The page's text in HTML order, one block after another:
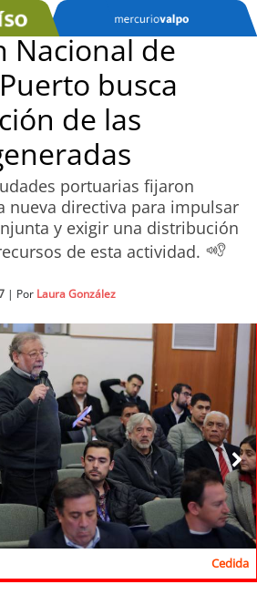
Nacional de
busca
de las
portuarias fijaron
nueva directiva para impulsar
y exigir una distribución
de esta actividad.
| Por Laura González
Cedida